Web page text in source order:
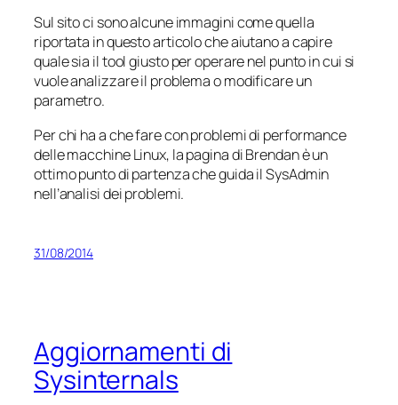
Sul sito ci sono alcune immagini come quella
riportata in questo articolo che aiutano a capire
quale sia il tool giusto per operare nel punto in cui si
vuole analizzare il problema o modificare un
parametro.
Per chi ha a che fare con problemi di performance
delle macchine Linux, la pagina di Brendan è un
ottimo punto di partenza che guida il SysAdmin
nell’analisi dei problemi.
31/08/2014
Aggiornamenti di
Sysinternals